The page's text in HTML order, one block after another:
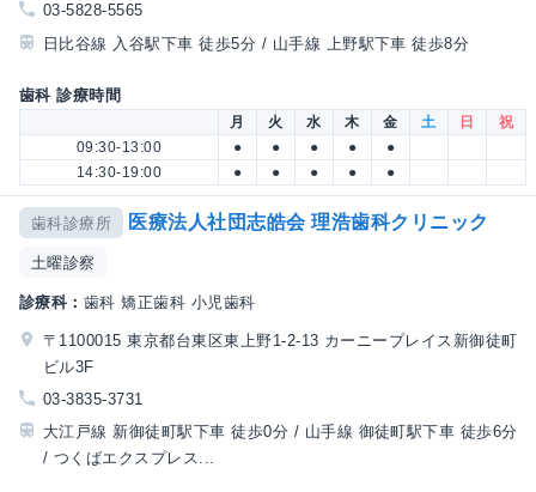
03-5828-5565
日比谷線 入谷駅下車 徒歩5分 / 山手線 上野駅下車 徒歩8分
歯科 診療時間
月 火 水 木 金 土 日
祝
09:30-13:00
● ● ● ●
●
14:30-19:00
● ● ● ● ●
歯科診療所 医療法人社団志皓会 理浩歯科クリニック
土曜診察
診療科： 歯科 矯正歯科 小児歯科
〒1100015 東京都台東区東上野1-2-13 カーニープレイス新御徒町
ビル3F
03-3835-3731
大江戸線 新御徒町駅下車 徒歩0分 / 山手線 御徒町駅下車 徒歩6分
/ つくばエクスプレス...